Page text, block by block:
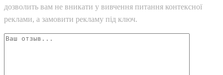
дозволить вам не вникати у вивчення питання контексної
реклами, а замовити рекламу під ключ.